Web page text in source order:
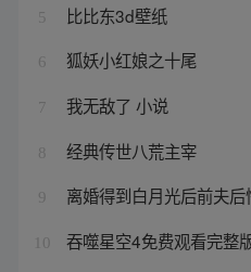
5 比比东3d壁纸
6 狐妖小红娘之十尾
7 我无敌了 小说
8 经典传世八荒主宰
9 离婚得到白月光后前夫后
10 吞噬星空4免费观看完整